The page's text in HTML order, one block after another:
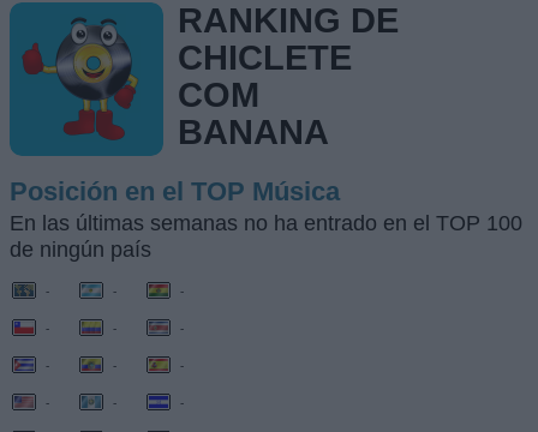
RANKING DE
CHICLETE
COM
BANANA
Posición en el TOP Música
En las últimas semanas no ha entrado en el TOP 100
de ningún país
- - -
- - -
- - -
- - -